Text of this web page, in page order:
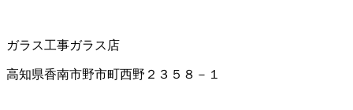
ガラス工事ガラス店
高知県香南市野市町西野２３５８－１